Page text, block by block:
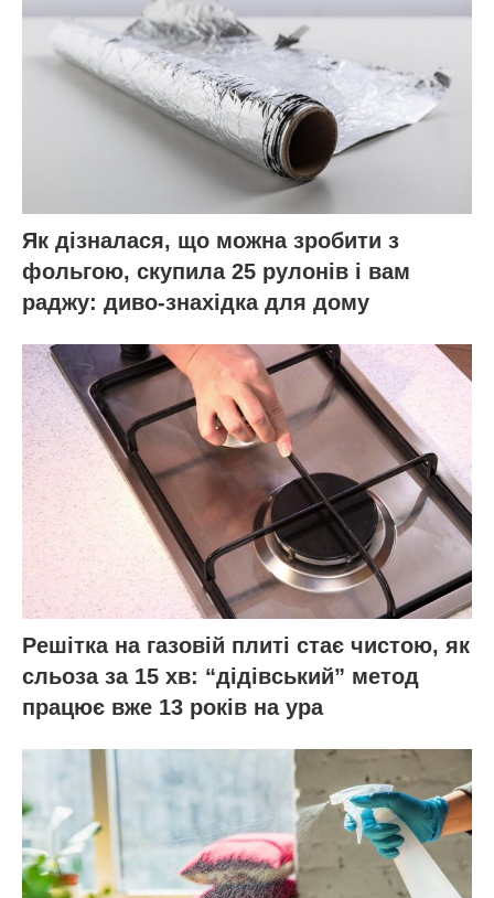
Як дізналася, що можна зробити з
фольгою, скупила 25 рулонів і вам
раджу: диво-знахідка для дому
Решітка на газовій плиті стає чистою, як
сльоза за 15 хв: “дідівський” метод
працює вже 13 років на ура